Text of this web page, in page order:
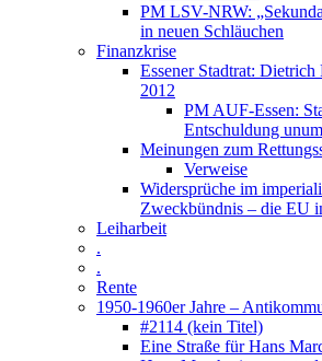
PM LSV-NRW:
in neuen Schläuchen
Finanzkrise
Essener Stadtrat:
2012
PM AUF-Essen:
Entschuldung
Meinungen zum
Verweise
Widersprüche im
Zweckbündnis – die EU
Leiharbeit
.
.
Rente
1950-1960er Jahre –
#2114 (kein Titel)
Eine Straße für Hans